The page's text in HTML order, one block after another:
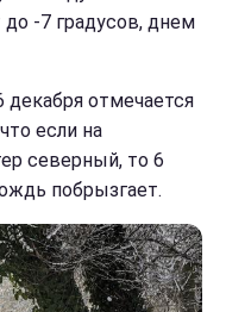
до -7 градусов, днем
декабря отмечается
если на
северный, то 6
побрызгает.